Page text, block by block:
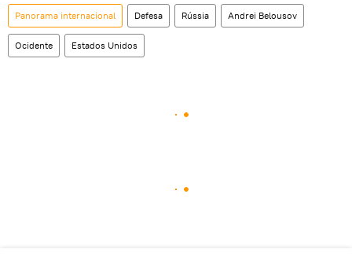
Panorama internacional Defesa Rússia Andrei Belousov
Ocidente Estados Unidos